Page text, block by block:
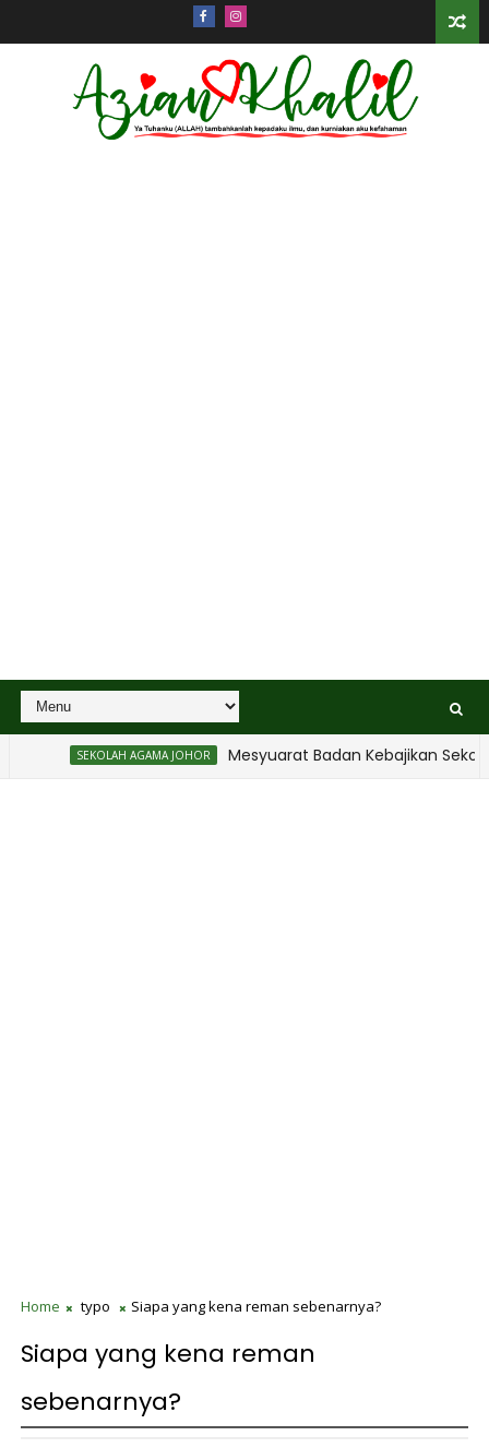
SEKOLAH AGAMA JOHOR Mesyuarat Badan Kebajikan
Home typo Siapa yang kena reman sebenarnya?
Siapa yang kena reman
sebenarnya?